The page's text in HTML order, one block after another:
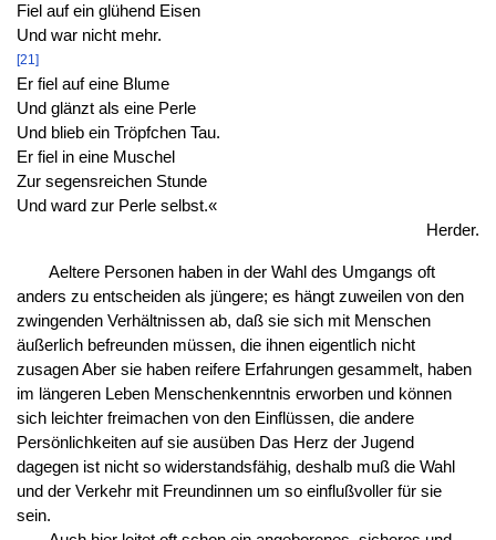
Fiel auf ein glühend Eisen
Und war nicht mehr.
[21]
Er fiel auf eine Blume
Und glänzt als eine Perle
Und blieb ein Tröpfchen Tau.
Er fiel in eine Muschel
Zur segensreichen Stunde
Und ward zur Perle selbst.«
Herder.
Aeltere Personen haben in der Wahl des Umgangs oft
anders zu entscheiden als jüngere; es hängt zuweilen von den
zwingenden Verhältnissen ab, daß sie sich mit Menschen
äußerlich befreunden müssen, die ihnen eigentlich nicht
zusagen Aber sie haben reifere Erfahrungen gesammelt, haben
im längeren Leben Menschenkenntnis erworben und können
sich leichter freimachen von den Einflüssen, die andere
Persönlichkeiten auf sie ausüben Das Herz der Jugend
dagegen ist nicht so widerstandsfähig, deshalb muß die Wahl
und der Verkehr mit Freundinnen um so einflußvoller für sie
sein.